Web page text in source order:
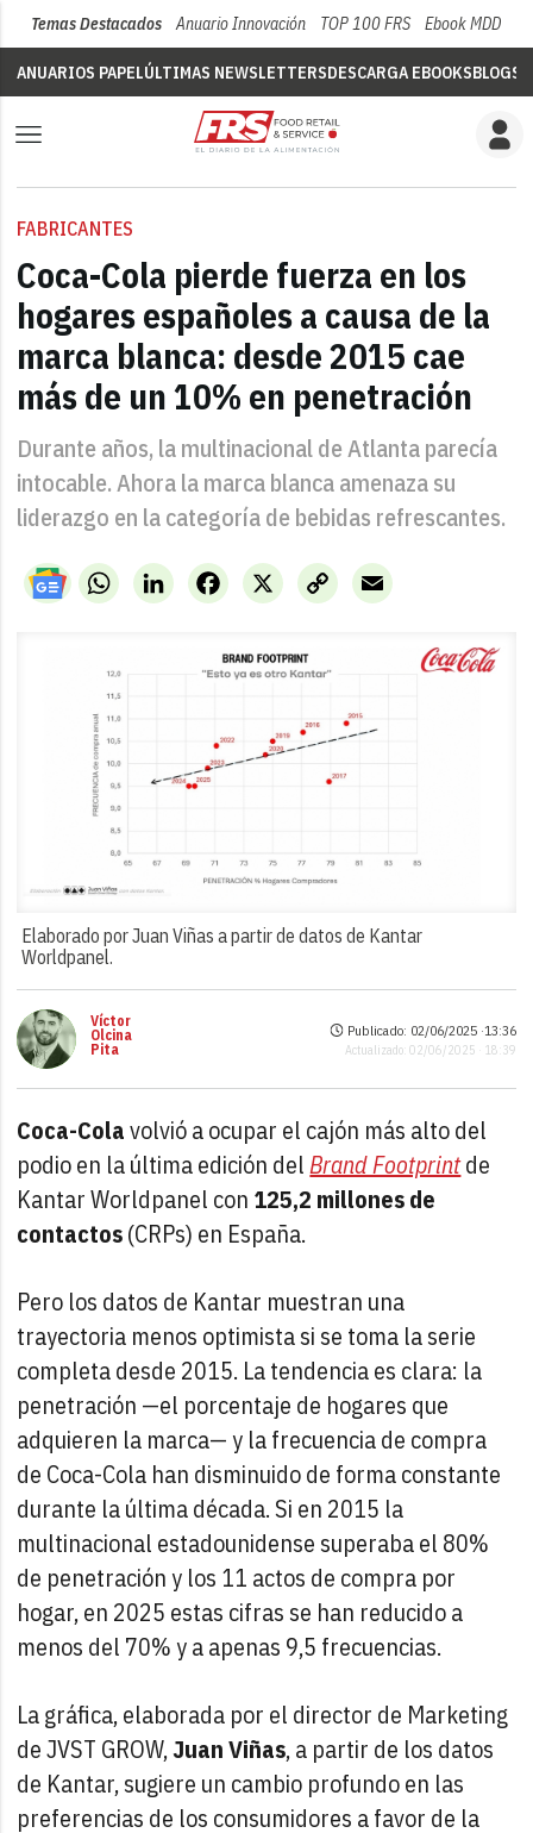
Temas Destacados Anuario Innovación TOP 100 FRS Ebook MDD
ANUARIOS PAPELÚLTIMAS NEWSLETTERSDESCARGA EBOOKSBLOGS
FABRICANTES
Coca-Cola pierde fuerza en los
hogares españoles a causa de la
marca blanca: desde 2015 cae
más de un 10% en penetración
Durante años, la multinacional de Atlanta parecía
intocable. Ahora la marca blanca amenaza su
liderazgo en la categoría de bebidas refrescantes.
WhatsAppLinkedIn X
Facebook
Copy
Link
Email
Elaborado por Juan Viñas a partir de datos de Kantar
Worldpanel.
Víctor
Olcina
Pita
Publicado: 02/06/2025 ·13:36
Actualizado: 02/06/2025 · 18:39
Coca-Colavolvió a ocupar el cajón más alto del
podio en la última edición delBrand Footprintde
Kantar Worldpanel con 125,2 millones de
contactos(CRPs) en España.
Pero los datos de Kantar muestran una
trayectoria menos optimista si se toma la serie
completa desde 2015. La tendencia es clara: la
penetración —el porcentaje de hogares que
adquieren la marca— y la frecuencia de compra
de Coca-Cola han disminuido de forma constante
durante la última década. Si en 2015 la
multinacional estadounidense superaba el 80%
de penetración y los 11 actos de compra por
hogar, en 2025 estas cifras se han reducido a
menos del 70% y a apenas 9,5 frecuencias.
La gráfica, elaborada por el director de Marketing
de JVST GROW,Juan Viñas, a partir de los datos
de Kantar, sugiere un cambio profundo en las
preferencias de los consumidores a favor de la